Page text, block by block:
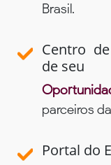
Brasil.
Centro
de seu
parceiros
Portal do